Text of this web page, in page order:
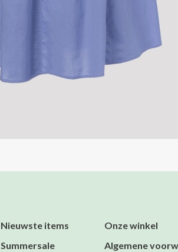
Nieuwste items
Summersale
Onze winkel
Algemene